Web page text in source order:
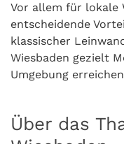
Vor allem für lokale
entscheidende
klassischer
Wiesbaden gezielt
Umgebung
Über das